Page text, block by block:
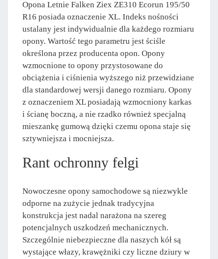
Opona Letnie Falken Ziex ZE310 Ecorun 195/50
R16 posiada oznaczenie XL. Indeks nośności
ustalany jest indywidualnie dla każdego rozmiaru
opony. Wartość tego parametru jest ściśle
określona przez producenta opon. Opony
wzmocnione to opony przystosowane do
obciążenia i ciśnienia wyższego niż przewidziane
dla standardowej wersji danego rozmiaru. Opony
z oznaczeniem XL posiadają wzmocniony karkas
i ścianę boczną, a nie rzadko również specjalną
mieszankę gumową dzięki czemu opona staje się
sztywniejsza i mocniejsza.
Rant ochronny felgi
Nowoczesne opony samochodowe są niezwykle
odporne na zużycie jednak tradycyjna
konstrukcja jest nadal narażona na szereg
potencjalnych uszkodzeń mechanicznych.
Szczególnie niebezpieczne dla naszych kół są
wystające włazy, krawężniki czy liczne dziury w